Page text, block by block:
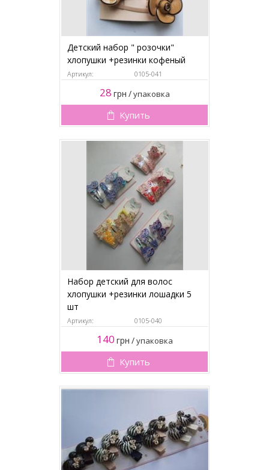
Детский набор " розочки"
хлопушки +резинки кофеный
Артикул: 0105-041
28 грн /упаковка
Купить
Набор детский для волос
хлопушки +резинки лошадки 5
шт
Артикул: 0105-040
140 грн /упаковка
Купить